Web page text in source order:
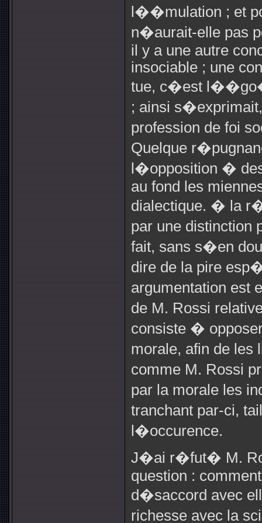
l��mulation ; et
n�aurait-elle pas
il y a une autre
insociable ; une
tue, c�est
; ainsi
profession de foi
Quelque
l�opposition �
au fond les
dialectique. � la
par une distinction
fait, sans s�en
dire de la pire
argumentation est
de M. Rossi
consiste �
morale, afin de
comme M. Rossi
par la morale les
tranchant par-ci,
l�occurence.
J�ai r�fut� M.
question :
d�saccord avec
richesse avec la